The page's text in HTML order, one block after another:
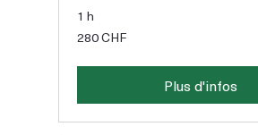
1 h
francs
280 CHF
Plus d'infos